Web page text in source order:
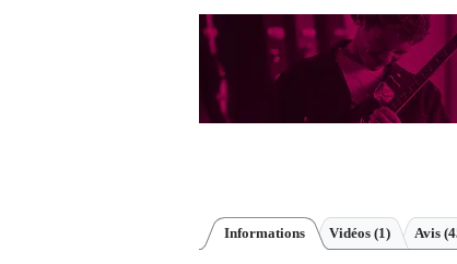
Informations Vidéos (1) Avis